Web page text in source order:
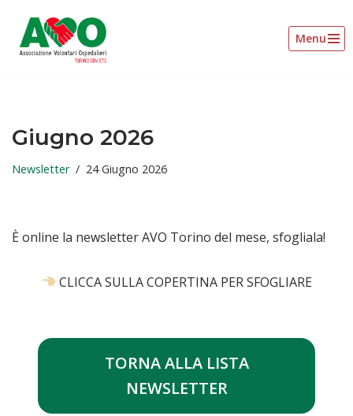
Vai
Menu
Giugno 2026
Newsletter 24 Giugno 2026
È online la newsletter AVO Torino del mese, sfogliala!
CLICCA SULLA COPERTINA PER SFOGLIARE
TORNA ALLA LISTA
NEWSLETTER